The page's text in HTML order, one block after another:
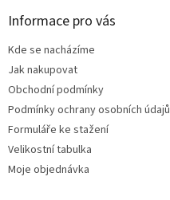
Informace pro vás
Kde se nacházíme
Jak nakupovat
Obchodní podmínky
Podmínky ochrany osobních údajů
Formuláře ke stažení
Velikostní tabulka
Moje objednávka